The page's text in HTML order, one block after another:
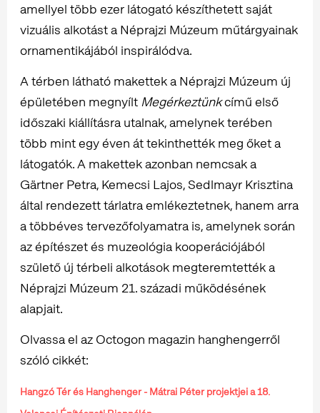
amellyel több ezer látogató készíthetett saját
vizuális alkotást a Néprajzi Múzeum műtárgyainak
ornamentikájából inspirálódva.
A térben látható makettek a Néprajzi Múzeum új
épületében megnyílt Megérkeztünkcímű első
időszaki kiállításra utalnak, amelynek terében
több mint egy éven át tekinthették meg őket a
látogatók. A makettek azonban nemcsak a
Gärtner Petra, Kemecsi Lajos, Sedlmayr Krisztina
által rendezett tárlatra emlékeztetnek, hanem arra
a többéves tervezőfolyamatra is, amelynek során
az építészet és muzeológia kooperációjából
születő új térbeli alkotások megteremtették a
Néprajzi Múzeum 21. századi működésének
alapjait.
Olvassa el az Octogon magazin hanghengerről
szóló cikkét:
Hangzó Tér és Hanghenger - Mátrai Péter projektjei a 18.